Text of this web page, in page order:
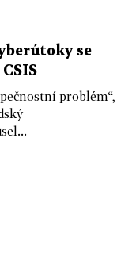
se
problém“,